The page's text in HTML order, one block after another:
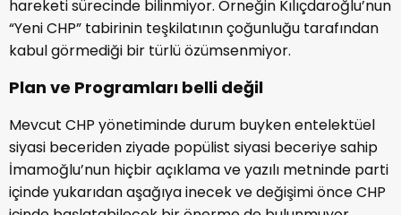
hareketi sürecinde bilinmiyor. Örneğin Kılıçdaroğlu’nun
“Yeni CHP” tabirinin teşkilatının çoğunluğu tarafından
kabul görmediği bir türlü özümsenmiyor.
Plan ve Programları belli değil
Mevcut CHP yönetiminde durum buyken entelektüel
siyasi beceriden ziyade popülist siyasi beceriye sahip
İmamoğlu’nun hiçbir açıklama ve yazılı metninde parti
içinde yukarıdan aşağıya inecek ve değişimi önce CHP